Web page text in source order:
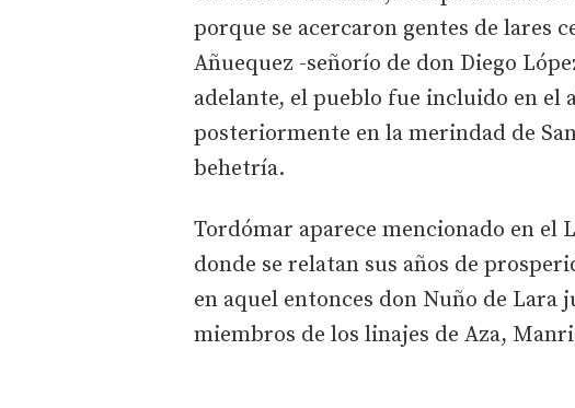
porque se acercaron gentes de lares
Añuequez -señorío de don Diego
adelante, el pueblo fue incluido en el
posteriormente en la merindad de
behetría.
Tordómar aparece mencionado en el
donde se relatan sus años de
en aquel entonces don Nuño de Lara
miembros de los linajes de Aza,